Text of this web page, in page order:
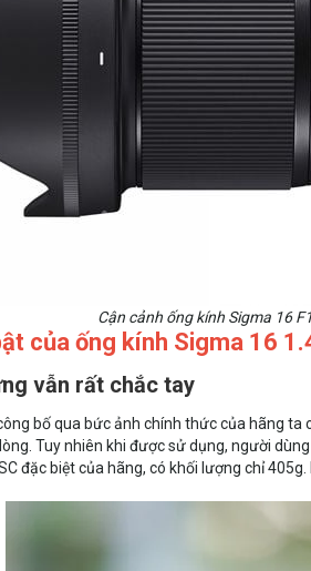
Cận cảnh ống kính Sigma 16
của ống kính Sigma 16
vẫn rất chắc tay
bố qua bức ảnh chính thức của hãng
Tuy nhiên khi được sử dụng, người
đặc biệt của hãng, có khối lượng chỉ